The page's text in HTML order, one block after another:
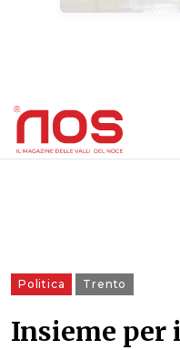
Politica Trento
Insieme per